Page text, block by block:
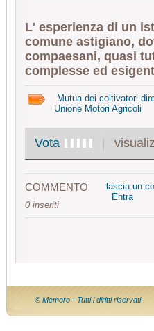
L' esperienza di un
comune astigiano,
compaesani, quasi
complesse ed
Mutua dei coltivatori
Unione Motori Agricoli
Vota
COMMENTO
0 inseriti
lascia un
Entra
© Memoro - Tutti i diritti riservati